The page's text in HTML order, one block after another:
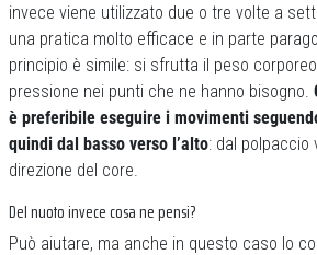
invece viene utilizzato due o tre volte a
una pratica molto efficace e in parte
principio è simile: si sfrutta il peso
pressione nei punti che ne hanno bisogno.
è preferibile eseguire i movimenti
quindi dal basso verso l’alto: dal polpaccio
direzione del core.
Del nuoto invece cosa ne pensi?
Può aiutare, ma anche in questo caso lo